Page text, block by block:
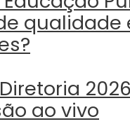
qualidade
ao vivo